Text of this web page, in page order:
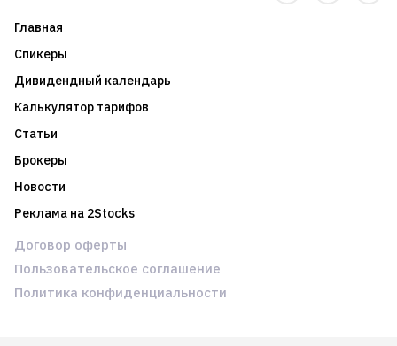
Главная
Спикеры
Дивидендный календарь
Калькулятор тарифов
Статьи
Брокеры
Новости
Реклама на 2Stocks
Договор оферты
Пользовательское соглашение
Политика конфиденциальности